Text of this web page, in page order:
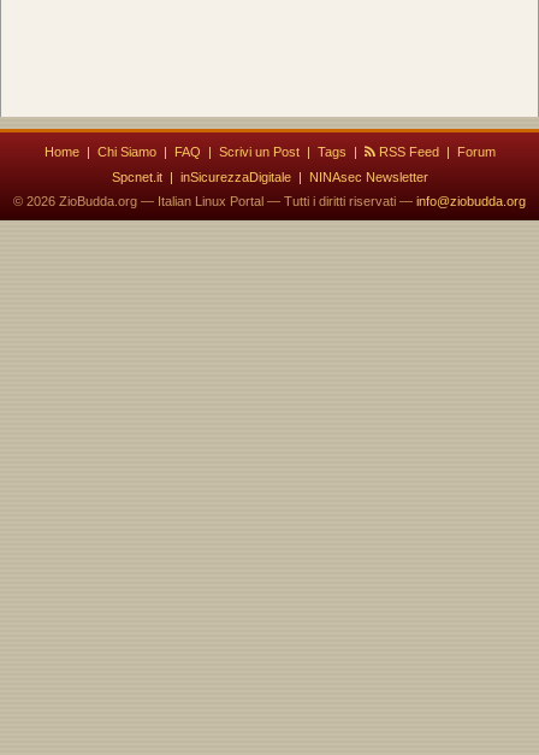
Home| Chi Siamo| FAQ | Scrivi un Post| Tags | RSS Feed|
Forum
Spcnet.it| inSicurezzaDigitale|
NINAsec Newsletter
© 2026 ZioBudda.org — Italian Linux Portal — Tutti i diritti riservati — info@ziobudda.org